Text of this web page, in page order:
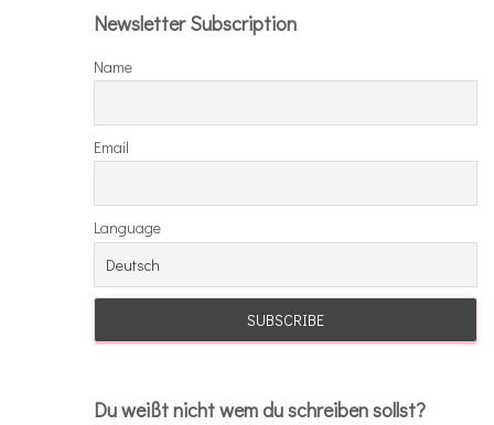
Newsletter Subscription
Name
Email
Language
Du weißt nicht wem du schreiben sollst?